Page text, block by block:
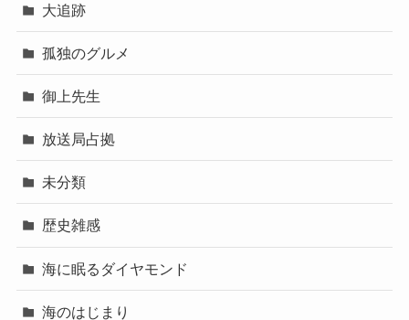
大追跡
孤独のグルメ
御上先生
放送局占拠
未分類
歴史雑感
海に眠るダイヤモンド
海のはじまり